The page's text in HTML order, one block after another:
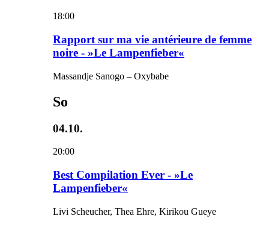
18:00
Rapport sur ma vie antérieure de femme
noire - »Le Lampenfieber«
Massandje Sanogo – Oxybabe
So
04.10.
20:00
Best Compilation Ever - »Le
Lampenfieber«
Livi Scheucher, Thea Ehre, Kirikou Gueye